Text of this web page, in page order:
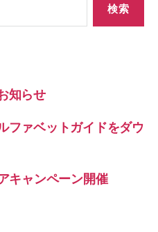
知らせ
ファベットガイドをダウ
キャンペーン開催